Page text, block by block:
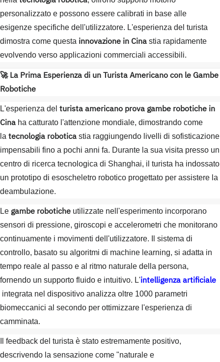
personalizzato e possono essere calibrati in base alle
esigenze specifiche dell'utilizzatore. L'esperienza del turista
dimostra come questa innovazione in Cina stia rapidamente
evolvendo verso applicazioni commerciali accessibili.
🚀 La Prima Esperienza di un Turista Americano con le Gambe
Robotiche
L'esperienza del turista americano prova gambe robotiche in
Cina ha catturato l'attenzione mondiale, dimostrando come
la tecnologia robotica stia raggiungendo livelli di sofisticazione
impensabili fino a pochi anni fa. Durante la sua visita presso un
centro di ricerca tecnologica di Shanghai, il turista ha indossato
un prototipo di esoscheletro robotico progettato per assistere la
deambulazione.
Le gambe robotiche utilizzate nell'esperimento incorporano
sensori di pressione, giroscopi e accelerometri che monitorano
continuamente i movimenti dell'utilizzatore. Il sistema di
controllo, basato su algoritmi di machine learning, si adatta in
tempo reale al passo e al ritmo naturale della persona,
fornendo un supporto fluido e intuitivo. L'intelligenza artificiale
integrata nel dispositivo analizza oltre 1000 parametri
biomeccanici al secondo per ottimizzare l'esperienza di
camminata.
Il feedback del turista è stato estremamente positivo,
descrivendo la sensazione come "naturale e